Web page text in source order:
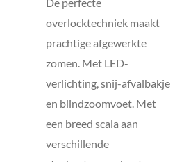
overlocktechniek maakt
prachtige afgewerkte
zomen. Met LED-
verlichting, snij-afvalbakje
en blindzoomvoet. Met
een breed scala aan
verschillende